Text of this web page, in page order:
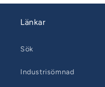
Länkar
Sök
Industrisömnad